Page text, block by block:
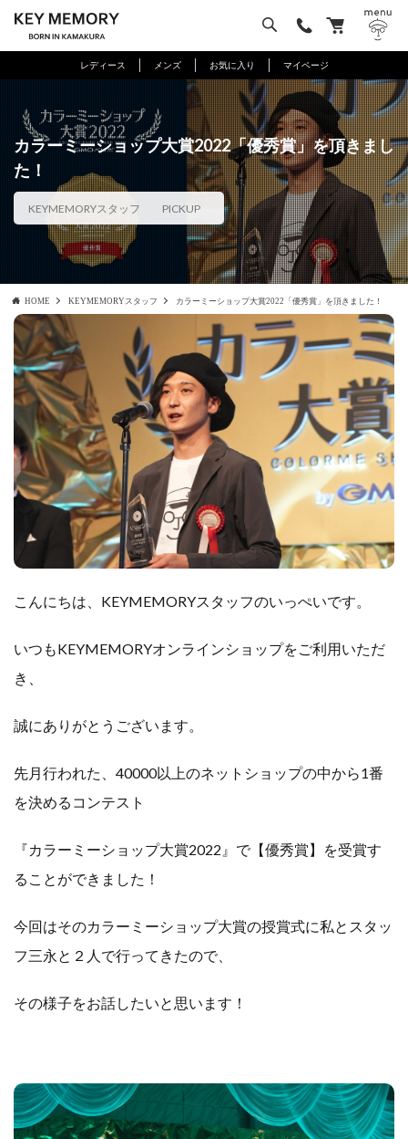
レディース メンズ お気に入り マイページ
カラーミーショップ大賞2022「優秀賞」を頂きまし
た！
KEYMEMORYスタッフ PICKUP
HOME KEYMEMORYスタッフ カラーミーショップ大賞2022「優秀賞」を頂きました！
こんにちは、KEYMEMORYスタッフのいっぺいです。
いつもKEYMEMORYオンラインショップをご利用いただ
き、
誠にありがとうございます。
先月行われた、40000以上のネットショップの中から1番
を決めるコンテスト
『カラーミーショップ大賞2022』で【優秀賞】を受賞す
ることができました！
今回はそのカラーミーショップ大賞の授賞式に私とスタッ
フ三永と２人で行ってきたので、
その様子をお話したいと思います！